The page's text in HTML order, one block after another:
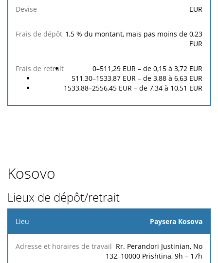
de
EUR
1,5 % du montant, mais pas moins de 0,23
EUR
0–511,29 EUR – de 0,15 à 3,72 EUR
511,30–1533,87 EUR – de 3,88 à 6,63 EUR
1533,88–2556,45 EUR – de 7,34 à 10,51 EUR
Kosovo
Lieux de dépôt/retrait
Lieu
Frais
de
Paysera Kosova
Rr. Perandori Justinian, No
132, 10000 Prishtina, 9h – 17h